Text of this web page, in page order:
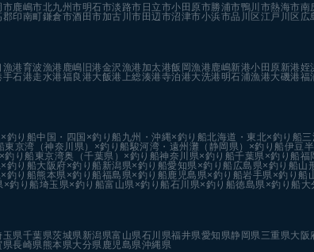
市鹿嶋市北九州市明石市淡路市 日立市小田原市勝浦市鴨川市熱海市南
郡印南町鎌倉市酒田市加古川市 田辺市沼津市小浜市品川区 江戸川区 広
漁港育波漁港 鹿嶋旧港金沢漁港 加太港飯岡漁港鹿嶋新港小田原新港姪
手石港走水港福良港大飯港 上総湊港寺泊港大洗港 明石浦漁港大磯港福
釣り船中国・四国×釣り船 九州・沖縄×釣り船北海道・東北×釣り船
東京湾（神奈川県）×釣り船駿河湾・遠州灘（静岡県）×釣り船伊豆
釣り船 東京湾奥（千葉県）×釣り船神奈川県×釣り船千葉県×釣り船福
釣り船大阪府×釣り船 新潟県×釣り船愛知県×釣り船 広島県×釣り船山
釣り船熊本県×釣り船福島県×釣り船鹿児島県×釣り船岩手県×釣り船
×釣り船埼玉県×釣り船富山県×釣り船石川県×釣り船徳島県×釣り船 大
玉県千葉県茨城県新潟県富山県石川県福井県愛知県静岡県三重県大阪
県長崎県熊本県大分県鹿児島県沖縄県